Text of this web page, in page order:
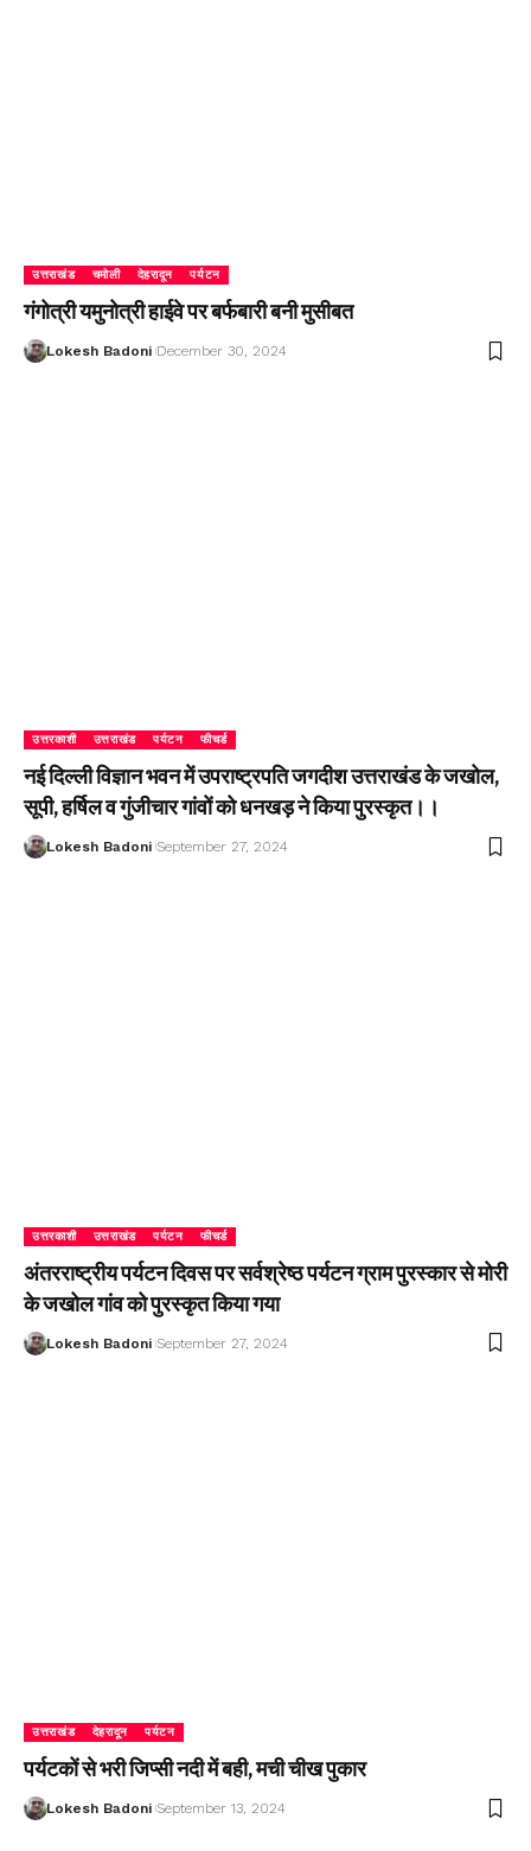
उत्तराखंड चमोली देहरादून पर्यटन
गंगोत्री यमुनोत्री हाईवे पर बर्फबारी बनी मुसीबत
Lokesh Badoni December 30, 2024
उत्तरकाशी उत्तराखंड पर्यटन फीचर्ड
नई दिल्ली विज्ञान भवन में उपराष्ट्रपति जगदीश उत्तराखंड के जखोल,
सूपी, हर्षिल व गुंजीचार गांवों को धनखड़ ने किया पुरस्कृत।।
Lokesh Badoni September 27, 2024
उत्तरकाशी उत्तराखंड पर्यटन फीचर्ड
अंतरराष्ट्रीय पर्यटन दिवस पर सर्वश्रेष्ठ पर्यटन ग्राम पुरस्कार से मोरी
के जखोल गांव को पुरस्कृत किया गया
Lokesh Badoni September 27, 2024
उत्तराखंड देहरादून पर्यटन
पर्यटकों से भरी जिप्सी नदी में बही, मची चीख पुकार
Lokesh Badoni September 13, 2024